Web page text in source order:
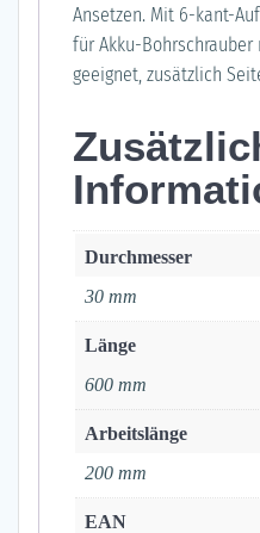
Ansetzen. Mit 6-kant-
für Akku-
geeignet, zusätzlich
Durchmesser
30 mm
Länge
600 mm
Arbeitslänge
200 mm
EAN